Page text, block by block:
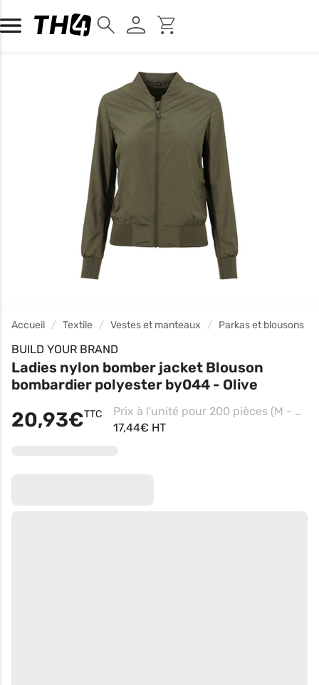
Accueil Textile Vestes et manteaux Parkas et blousons
BUILD YOUR BRAND
Ladies nylon bomber jacket Blouson
bombardier polyester by044 - Olive
20,93€TTC
Prix à l'unité pour 200 pièces (M - Black)
17,44€ HT